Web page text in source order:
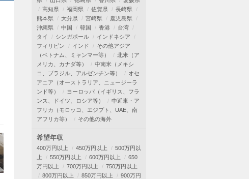
高知県
福岡県 佐賀県
長崎県
熊本県
大分県 宮崎県
鹿児島県
沖縄県
中国 韓国 香港
台湾
タイ
シンガポール
インドネシア
フィリピン
インド
その他アジア
（ベトナム、ミャンマー等）
北米（ア
メリカ、カナダ等）
中南米（メキシ
コ、ブラジル、アルゼンチン等）
オセ
アニア（オーストラリア、ニュージーラ
ンド等）
ヨーロッパ（イギリス、フラ
ンス、ドイツ、ロシア等）
中近東・ア
フリカ（モロッコ、エジプト、UAE、南
アフリカ等）
その他の海外
希望年収
400万円以上 450万円以上
500万円以
上
550万円以上 600万円以上
650
万円以上
700万円以上
750万円以上
800万円以上
850万円以上
900万円